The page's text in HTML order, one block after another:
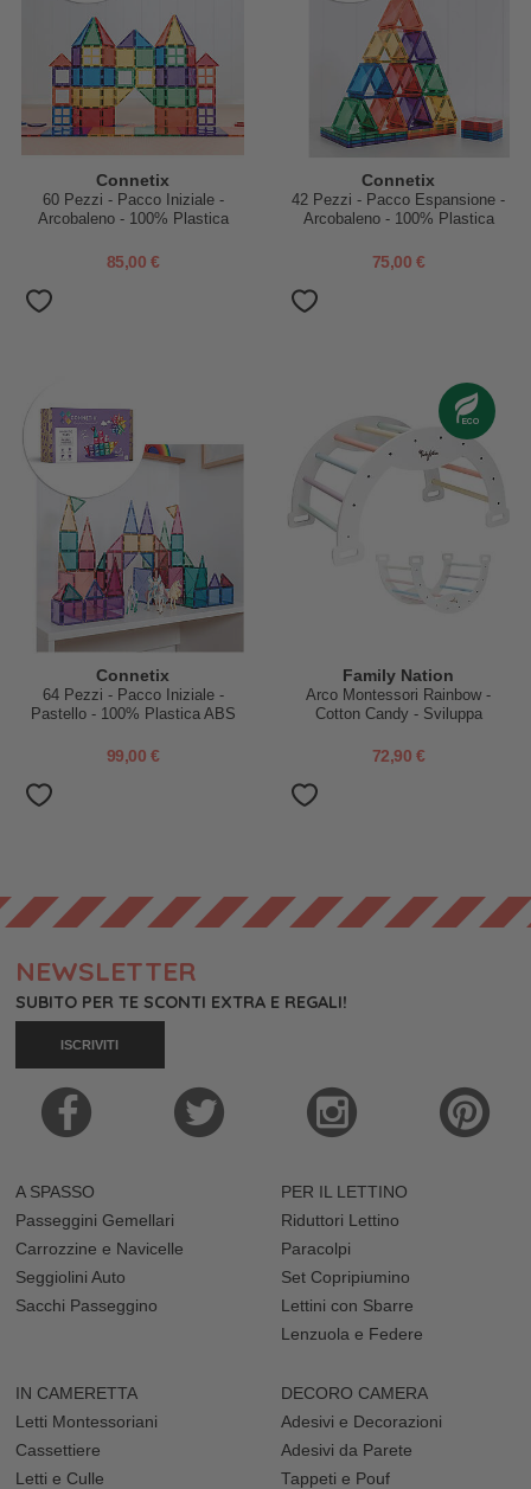
Connetix
60 Pezzi - Pacco Iniziale -
Arcobaleno - 100% Plastica
STEM!
85,00 €
Connetix
42 Pezzi - Pacco Espansione -
Arcobaleno - 100% Plastica
STEM!
75,00 €
Connetix
64 Pezzi - Pacco Iniziale -
Pastello - 100% Plastica ABS
STEM!
99,00 €
Family Nation
Arco Montessori Rainbow -
Cotton Candy - Sviluppa
72,90 €
NEWSLETTER
SUBITO PER TE SCONTI EXTRA E REGALI!
ISCRIVITI
A SPASSO
Passeggini Gemellari
Carrozzine e Navicelle
Seggiolini Auto
Sacchi Passeggino
PER IL LETTINO
Riduttori Lettino
Paracolpi
Set Copripiumino
Lettini con Sbarre
Lenzuola e Federe
IN CAMERETTA
Letti Montessoriani
Cassettiere
Letti e Culle
DECORO CAMERA
Adesivi e Decorazioni
Adesivi da Parete
Tappeti e Pouf